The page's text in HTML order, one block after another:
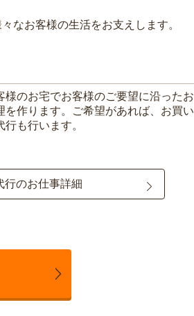
なお客様の生活をお支えします。
様のお宅でお客様のご要望に沿ったお
を作ります。ご希望があれば、お買い
行も行います。
行のお仕事詳細